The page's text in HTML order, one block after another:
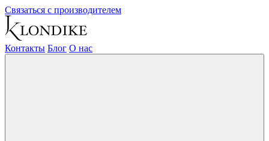
Связаться с производителем
Контакты Блог О нас